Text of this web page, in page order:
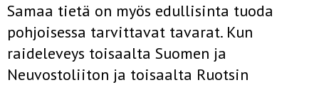
Samaa tietä on myös edullisinta tuoda
pohjoisessa tarvittavat tavarat. Kun
raideleveys toisaalta Suomen ja
Neuvostoliiton ja toisaalta Ruotsin